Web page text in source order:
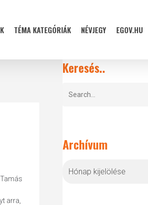
TÉMA KATEGÓRIÁK NÉVJEGY EGOV.HU
arra,
Keresés..
Archívum